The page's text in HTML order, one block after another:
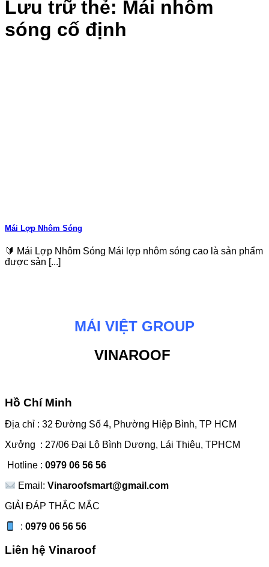
Lưu trữ thẻ: Mái nhôm
sóng cố định
Mái Lợp Nhôm Sóng
🔰 Mái Lợp Nhôm Sóng Mái lợp nhôm sóng cao là sản phẩm
được sản [...]
MÁI VIỆT GROUP
VINAROOF
Hồ Chí Minh
Địa chỉ : 32 Đường Số 4, Phường Hiệp Bình, TP HCM
Xưởng : 27/06 Đại Lộ Bình Dương, Lái Thiêu, TPHCM
Hotline : 0979 06 56 56
Email:Vinaroofsmart@gmail.com
GIẢI ĐÁP THẮC MẮC
:0979 06 56 56
Liên hệ Vinaroof